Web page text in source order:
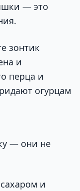
— это
зонтик
и
перца и
огурцам
— они не
и